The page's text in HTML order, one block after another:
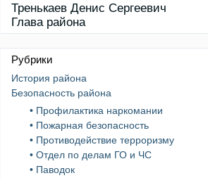
Тренькаев Денис Сергеевич
Глава района
Рубрики
История района
Безопасность района
• Профилактика наркомании
• Пожарная безопасность
• Противодействие терроризму
• Отдел по делам ГО и ЧС
• Паводок